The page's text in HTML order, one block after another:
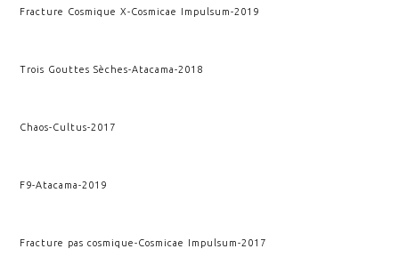
Fracture Cosmique X-Cosmicae Impulsum-2019
Trois Gouttes Sèches-Atacama-2018
Chaos-Cultus-2017
F9-Atacama-2019
Fracture pas cosmique-Cosmicae Impulsum-2017